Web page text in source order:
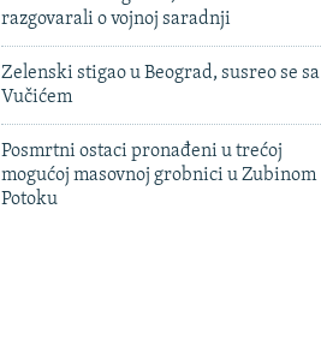
razgovarali o vojnoj saradnji
Zelenski stigao u Beograd, susreo se sa
Vučićem
Posmrtni ostaci pronađeni u trećoj
mogućoj masovnoj grobnici u Zubinom
Potoku